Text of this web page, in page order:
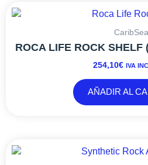
CaribSea
ROCA LIFE ROCK SHELF
254,10€ IVA
AÑADIR AL